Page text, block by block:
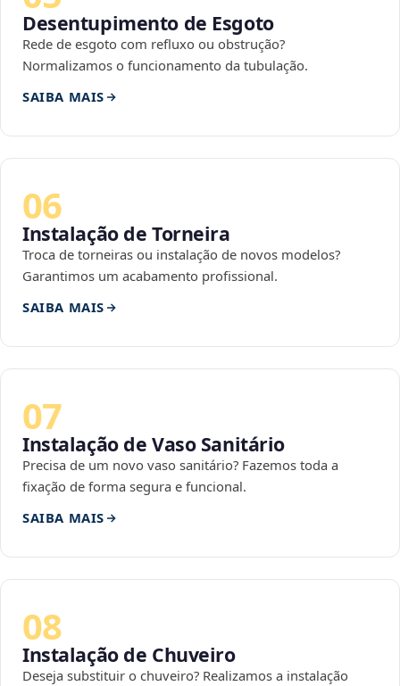
Desentupimento de Esgoto
Rede de esgoto com refluxo ou obstrução?
Normalizamos o funcionamento da tubulação.
SAIBA MAIS
06
Instalação de Torneira
Troca de torneiras ou instalação de novos modelos?
Garantimos um acabamento profissional.
SAIBA MAIS
07
Instalação de Vaso Sanitário
Precisa de um novo vaso sanitário? Fazemos toda a
fixação de forma segura e funcional.
SAIBA MAIS
08
Instalação de Chuveiro
Deseja substituir o chuveiro? Realizamos a instalação